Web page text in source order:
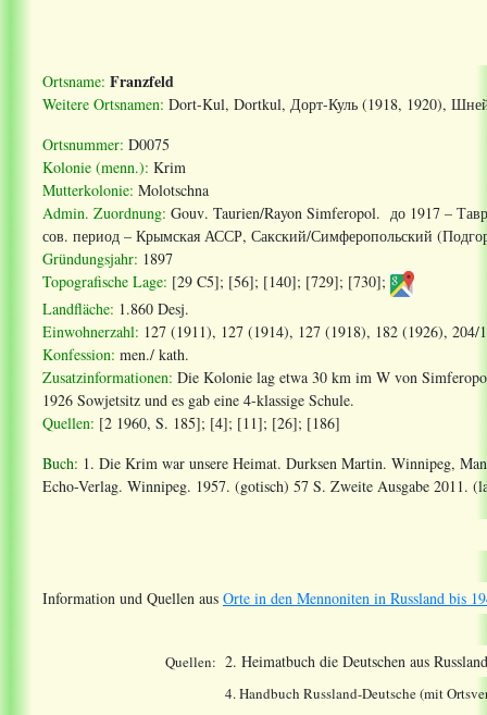
Ortsname: Franzfeld
Weitere Ortsnamen: Dort-Kul, Dortkul, Дорт-Куль (1918, 1920),
Ortsnummer: D0075
Kolonie (menn.): Krim
Mutterkolonie: Molotschna
Admin. Zuordnung: Gouv. Taurien/Rayon Simferopol. до 1917 –
сов. период – Крымская АССР, Сакский/Симферопольский
Gründungsjahr: 1897
Topografische Lage: [29 C5]; [56]; [140]; [729]; [730];
Landfläche: 1.860 Desj.
Einwohnerzahl: 127 (1911), 127 (1914), 127 (1918), 182 (1926), 204/
Konfession: men./ kath.
Zusatzinformationen: Die Kolonie lag etwa 30 km im W von
1926 Sowjetsitz und es gab eine 4-klassige Schule.
Quellen: [2 1960, S. 185]; [4]; [11]; [26]; [186]
Buch: 1. Die Krim war unsere Heimat. Durksen Martin. Winnipeg,
Echo-Verlag. Winnipeg. 1957. (gotisch) 57 S. Zweite Ausgabe 2011.
Information und Quellen aus Orte in den Mennoniten in Russland bis
Quellen: 2. Heimatbuch die Deutschen aus
4. Handbuch Russland-Deutsche (mit